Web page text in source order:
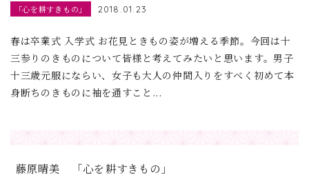
「心を耕すきもの」 2018.01.23
春は卒業式 入学式 お花見ときもの姿が増える季節。今回は十
三参りのきものについて皆様と考えてみたいと思います。男子
十三歳元服にならい、女子も大人の仲間入りをすべく初めて本
身断ちのきものに袖を通すこと...
藤原晴美 「心を耕すきもの」